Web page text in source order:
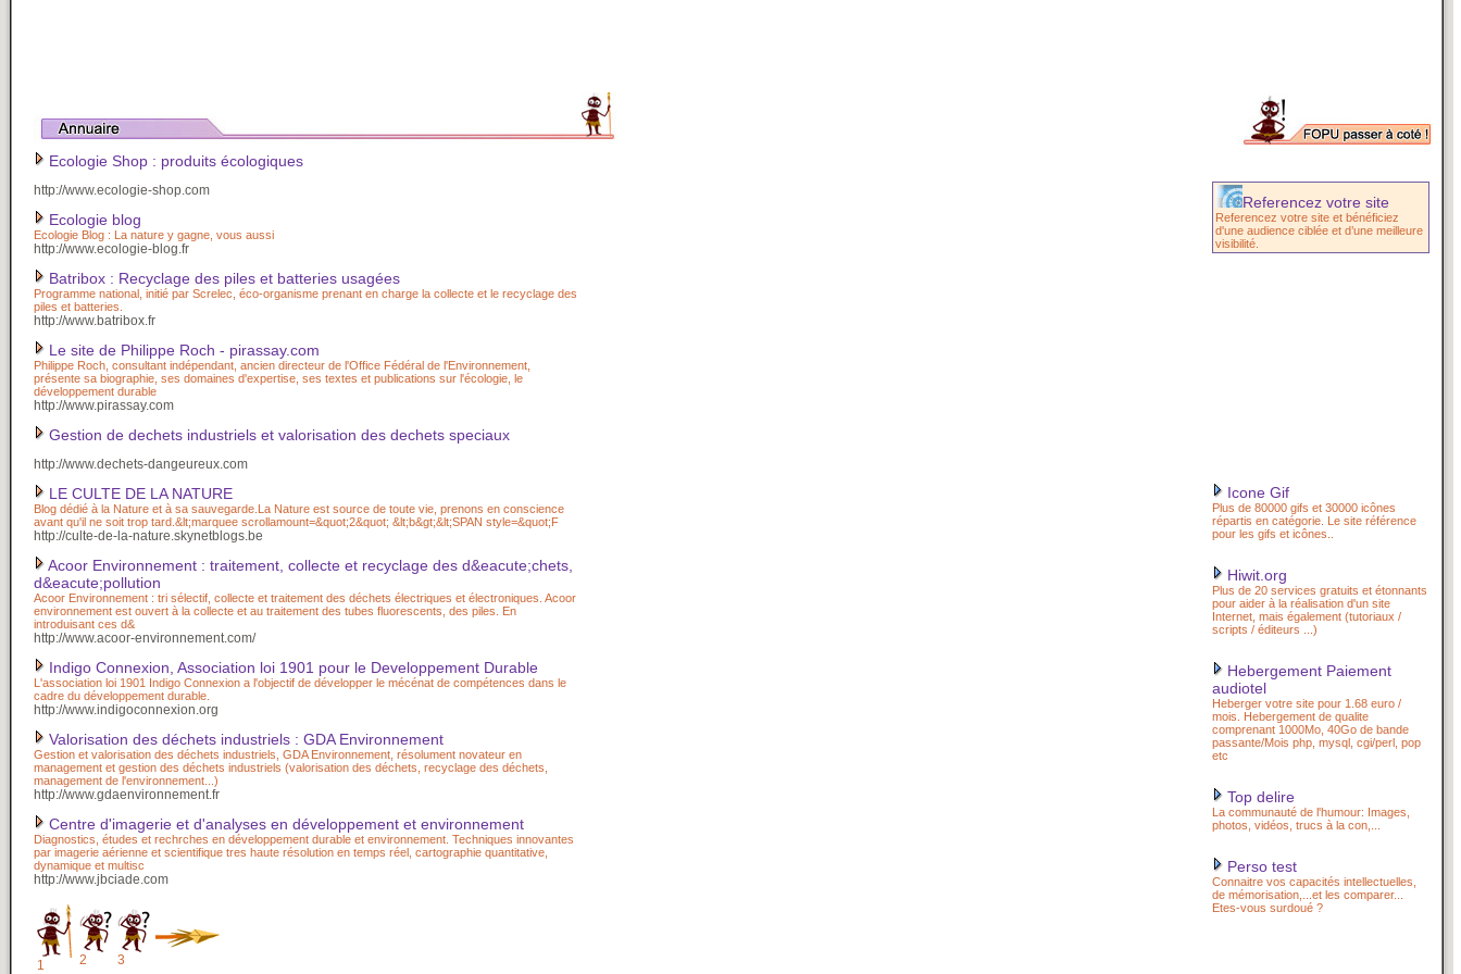
Ecologie Shop : produits écologiques
http://www.ecologie-shop.com
Ecologie blog
Ecologie Blog : La nature y gagne, vous aussi
http://www.ecologie-blog.fr
Batribox : Recyclage des piles et batteries usagées
Programme national, initié par Screlec, éco-organisme prenant en charge la collecte et le recyclage des
piles et batteries.
http://www.batribox.fr
Le site de Philippe Roch - pirassay.com
Philippe Roch, consultant indépendant, ancien directeur de l'Office Fédéral de l'Environnement,
présente sa biographie, ses domaines d'expertise, ses textes et publications sur l'écologie, le
développement durable
http://www.pirassay.com
Gestion de dechets industriels et valorisation des dechets speciaux
http://www.dechets-dangeureux.com
LE CULTE DE LA NATURE
Blog dédié à la Nature et à sa sauvegarde.La Nature est source de toute vie, prenons en conscience
avant qu'il ne soit trop tard.&lt;marquee scrollamount=&quot;2&quot; &lt;b&gt;&lt;SPAN style=&quot;F
http://culte-de-la-nature.skynetblogs.be
Acoor Environnement : traitement, collecte et recyclage des d&eacute;chets,
d&eacute;pollution
Acoor Environnement : tri sélectif, collecte et traitement des déchets électriques et électroniques. Acoor
environnement est ouvert à la collecte et au traitement des tubes fluorescents, des piles. En
introduisant ces d&
http://www.acoor-environnement.com/
Indigo Connexion, Association loi 1901 pour le Developpement Durable
L'association loi 1901 Indigo Connexion a l'objectif de développer le mécénat de compétences dans le
cadre du développement durable.
http://www.indigoconnexion.org
Valorisation des déchets industriels : GDA Environnement
Gestion et valorisation des déchets industriels, GDA Environnement, résolument novateur en
management et gestion des déchets industriels (valorisation des déchets, recyclage des déchets,
management de l'environnement...)
http://www.gdaenvironnement.fr
Centre d'imagerie et d'analyses en développement et environnement
Diagnostics, études et rechrches en développement durable et environnement. Techniques innovantes
par imagerie aérienne et scientifique tres haute résolution en temps réel, cartographie quantitative,
dynamique et multisc
http://www.jbciade.com
1 2 3
Referencez votre site
Referencez votre site et bénéficiez
d'une audience ciblée et d’une meilleure
visibilité.
Icone Gif
Plus de 80000 gifs et 30000 icônes
répartis en catégorie. Le site référence
pour les gifs et icônes..
Hiwit.org
Plus de 20 services gratuits et étonnants
pour aider à la réalisation d'un site
Internet, mais également (tutoriaux /
scripts / éditeurs ...)
Hebergement Paiement
audiotel
Heberger votre site pour 1.68 euro /
mois. Hebergement de qualite
comprenant 1000Mo, 40Go de bande
passante/Mois php, mysql, cgi/perl, pop
etc
Top delire
La communauté de l'humour: Images,
photos, vidéos, trucs à la con,...
Perso test
Connaitre vos capacités intellectuelles,
de mémorisation,...et les comparer...
Etes-vous surdoué ?